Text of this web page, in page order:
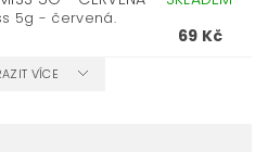
5g - červená.
69 Kč
VÍCE